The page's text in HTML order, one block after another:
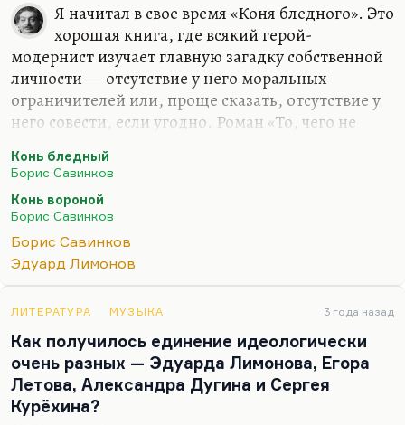
Я начитал в свое время «Коня бледного». Это
хорошая книга, где всякий герой-
модернист изучает главную загадку собственной
личности — отсутствие у него моральных
ограничителей или, проще сказать, отсутствие у
него совести, если угодно. Роман «То, чего не
вороной» мне не был особенно интересен. Я
очень люблю стихи Савинкова, как и стихи
Савенко. Вот эти два «подростка», два уроженца
Харькова, так точно параллелящие друг друга,
вошедшие в литературу под псевдонимами
(Ропшин и Лимонов), мне более интересны как
гениальная, просто гениальная параллель.
Господь таким наглядным все делает в России. И
то, что они оба…
Конь бледный
Борис Савинков
Конь вороной
Борис Савинков
Борис Савинков
Эдуард Лимонов
ЛИТЕРАТУРА МУЗЫКА 3 года назад
Как получилось единение идеологически
очень разных — Эдуарда Лимонова, Егора
Летова, Александра Дугина и Сергея
Курёхина?